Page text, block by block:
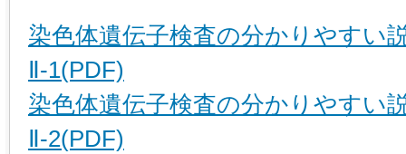
染色体遺伝子検査の分かりやすい
Ⅱ-1(PDF)
染色体遺伝子検査の分かりやすい
Ⅱ-2(PDF)